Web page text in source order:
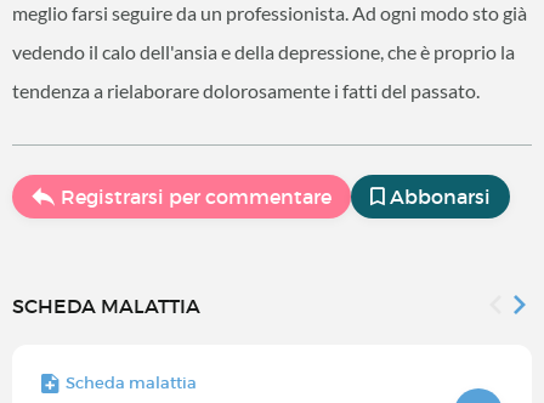
meglio farsi seguire da un professionista. Ad ogni modo sto già
vedendo il calo dell'ansia e della depressione, che è proprio la
tendenza a rielaborare dolorosamente i fatti del passato.
Registrarsi per commentare Abbonarsi
SCHEDA MALATTIA
Scheda malattia